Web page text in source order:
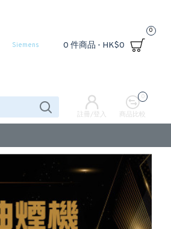
Siemens 0 件商品 - HK$0
0
註冊/登入 商品比較
0